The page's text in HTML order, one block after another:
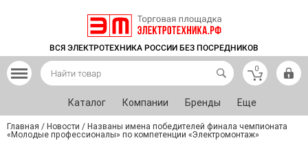
ВСЯ ЭЛЕКТРОТЕХНИКА РОССИИ БЕЗ ПОСРЕДНИКОВ
0
Каталог Компании Бренды Еще
Главная / Новости / Названы имена победителей финала чемпионата
«Молодые профессионалы» по компетенции «Электромонтаж»